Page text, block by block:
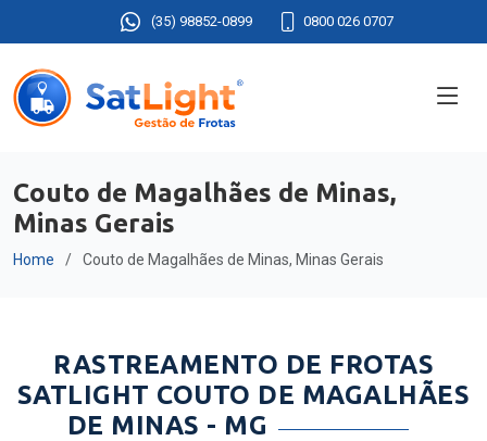
(35) 98852-0899 0800 026 0707
Couto de Magalhães de Minas,
Minas Gerais
Home Couto de Magalhães de Minas, Minas Gerais
RASTREAMENTO DE FROTAS
SATLIGHT COUTO DE MAGALHÃES
DE MINAS - MG